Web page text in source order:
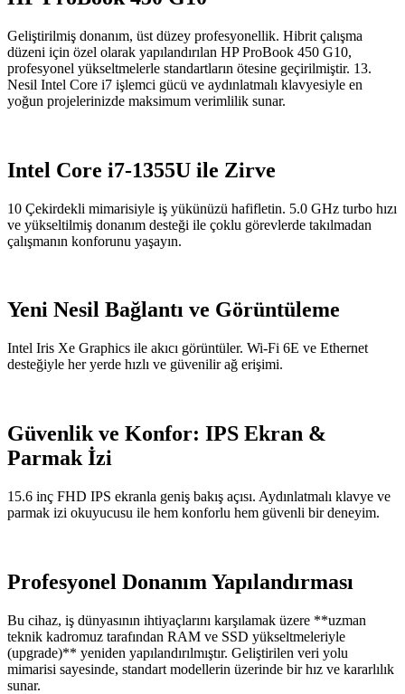
Geliştirilmiş donanım, üst düzey profesyonellik. Hibrit çalışma
düzeni için özel olarak yapılandırılan HP ProBook 450 G10,
profesyonel yükseltmelerle standartların ötesine geçirilmiştir. 13.
Nesil Intel Core i7 işlemci gücü ve aydınlatmalı klavyesiyle en
yoğun projelerinizde maksimum verimlilik sunar.
Intel Core i7-1355U ile Zirve
10 Çekirdekli mimarisiyle iş yükünüzü hafifletin. 5.0 GHz turbo hızı
ve yükseltilmiş donanım desteği ile çoklu görevlerde takılmadan
çalışmanın konforunu yaşayın.
Yeni Nesil Bağlantı ve Görüntüleme
Intel Iris Xe Graphics ile akıcı görüntüler. Wi-Fi 6E ve Ethernet
desteğiyle her yerde hızlı ve güvenilir ağ erişimi.
Güvenlik ve Konfor: IPS Ekran &
Parmak İzi
15.6 inç FHD IPS ekranla geniş bakış açısı. Aydınlatmalı klavye ve
parmak izi okuyucusu ile hem konforlu hem güvenli bir deneyim.
Profesyonel Donanım Yapılandırması
Bu cihaz, iş dünyasının ihtiyaçlarını karşılamak üzere **uzman
teknik kadromuz tarafından RAM ve SSD yükseltmeleriyle
(upgrade)** yeniden yapılandırılmıştır. Geliştirilen veri yolu
mimarisi sayesinde, standart modellerin üzerinde bir hız ve kararlılık
sunar.